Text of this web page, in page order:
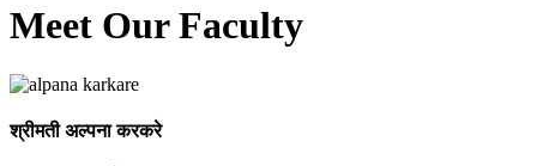
Meet Our Faculty
श्रीमती अल्‍पना करकरे